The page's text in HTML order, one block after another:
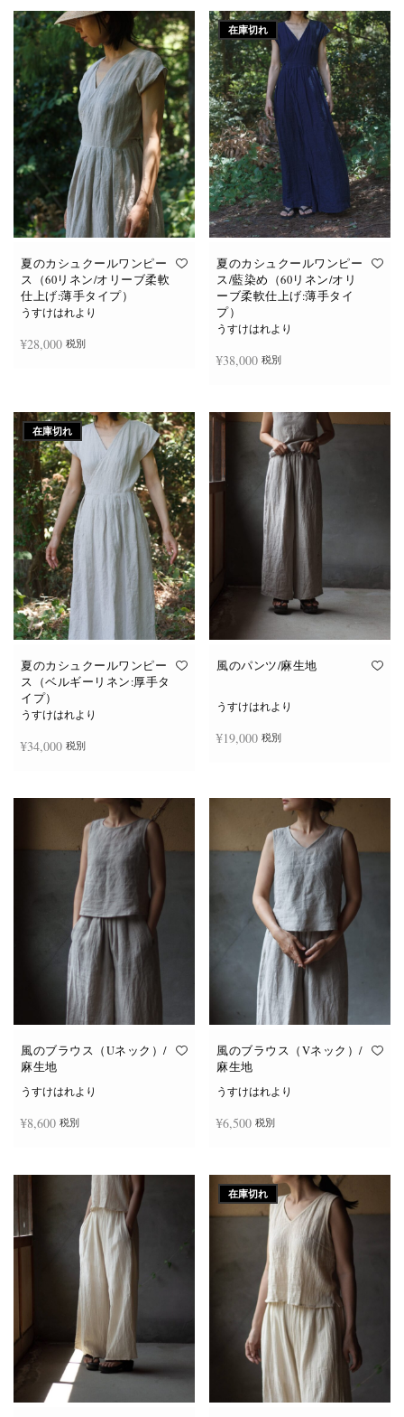
ジ
か
ら
選
択
で
き
ま
す
ジ
か
ら
選
択
で
き
ま
す
の
商
品
に
は
複
数
の
バ
リ
エ
ー
シ
ョ
ン
が
あ
り
ま
オ
プ
シ
ョ
ら
選
択
で
き
ま
す
の
商
品
に
複
数
の
ョ
ン
が
あ
り
ま
オ
プ
シ
ョ
ら
選
択
で
き
ま
す
夏のカシュクールワンピー
ス（60リネン/オリーブ柔軟
仕上げ:薄手タイプ）
うすけはれより
¥28,000 税別
在庫切れ
夏のカシュクールワンピー
ス/藍染め（60リネン/オリ
ーブ柔軟仕上げ:薄手タイ
プ）
うすけはれより
¥38,000 税別
在庫切れ
夏のカシュクールワンピー
ス（ベルギーリネン:厚手タ
イプ）
うすけはれより
¥34,000 税別
風のパンツ/麻生地
うすけはれより
¥19,000 税別
風のブラウス（Uネック）/
麻生地
うすけはれより
¥8,600 税別
の
商
品
に
は
複
数
の
バ
リ
エ
ー
シ
ョ
ン
が
あ
ま
風のブラウス（Vネック）/
麻生地
うすけはれより
¥6,500 税別
の
商
品
に
は
複
数
の
バ
リ
エ
ー
シ
ョ
ン
が
あ
り
ま
在庫切れ